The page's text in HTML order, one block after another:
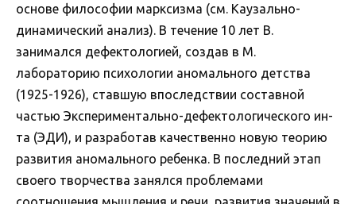
основе философии марксизма (см. Каузально-
динамический анализ). В течение 10 лет В.
занимался дефектологией, создав в М.
лабораторию психологии аномального детства
(1925-1926), ставшую впоследствии составной
частью Экспериментально-дефектологического ин-
та (ЭДИ), и разработав качественно новую теорию
развития аномального ребенка. В последний этап
своего творчества занялся проблемами